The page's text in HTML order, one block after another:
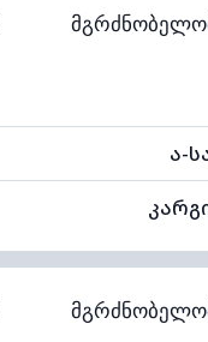
ა-
32%